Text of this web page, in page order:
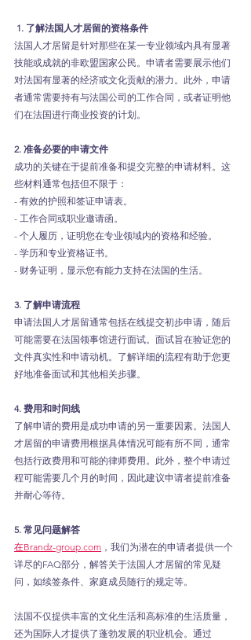
1. 了解法国人才居留的资格条件
法国人才居留是针对那些在某一专业领域内具有显著
技能或成就的非欧盟国家公民。申请者需要展示他们
对法国有显著的经济或文化贡献的潜力。此外，申请
者通常需要持有与法国公司的工作合同，或者证明他
们在法国进行商业投资的计划。
2. 准备必要的申请文件
成功的关键在于提前准备和提交完整的申请材料。这
些材料通常包括但不限于：
- 有效的护照和签证申请表。
- 工作合同或职业邀请函。
- 个人履历，证明您在专业领域内的资格和经验。
- 学历和专业资格证书。
- 财务证明，显示您有能力支持在法国的生活。
3. 了解申请流程
申请法国人才居留通常包括在线提交初步申请，随后
可能需要在法国领事馆进行面试。面试旨在验证您的
文件真实性和申请动机。了解详细的流程有助于您更
好地准备面试和其他相关步骤。
4. 费用和时间线
了解申请的费用是成功申请的另一重要因素。法国人
才居留的申请费用根据具体情况可能有所不同，通常
包括行政费用和可能的律师费用。此外，整个申请过
程可能需要几个月的时间，因此建议申请者提前准备
并耐心等待。
5. 常见问题解答
在Brandz-group.com ，我们为潜在的申请者提供一个
详尽的FAQ部分，解答关于法国人才居留的常见疑
问，如续签条件、家庭成员随行的规定等。
法国不仅提供丰富的文化生活和高标准的生活质量，
还为国际人才提供了蓬勃发展的职业机会。通过